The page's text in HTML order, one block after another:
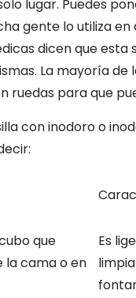
lugar. Puedes
gente lo utiliza
dicen que
La mayoría
ruedas para que
con inodoro o
que
la cama o en
Es